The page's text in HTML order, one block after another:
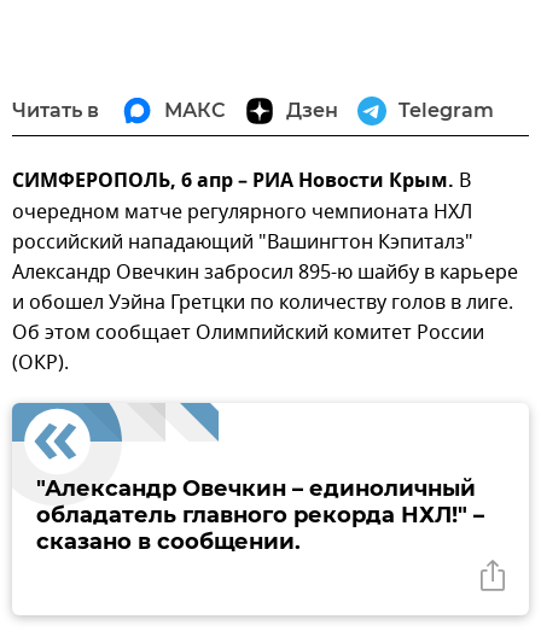
Читать в МАКС Дзен Telegram
СИМФЕРОПОЛЬ, 6 апр – РИА Новости Крым. В
очередном матче регулярного чемпионата НХЛ
российский нападающий "Вашингтон Кэпиталз"
Александр Овечкин забросил 895-ю шайбу в карьере
и обошел Уэйна Гретцки по количеству голов в лиге.
Об этом сообщает Олимпийский комитет России
(ОКР).
"Александр Овечкин – единоличный
обладатель главного рекорда НХЛ!" –
сказано в сообщении.